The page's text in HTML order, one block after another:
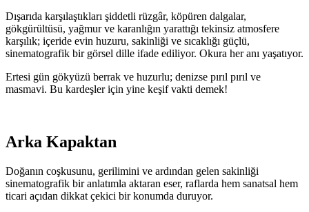
Dışarıda karşılaştıkları şiddetli rüzgâr, köpüren dalgalar,
gökgürültüsü, yağmur ve karanlığın yarattığı tekinsiz atmosfere
karşılık; içeride evin huzuru, sakinliği ve sıcaklığı güçlü,
sinematografik bir görsel dille ifade ediliyor. Okura her anı yaşatıyor.
Ertesi gün gökyüzü berrak ve huzurlu; denizse pırıl pırıl ve
masmavi. Bu kardeşler için yine keşif vakti demek!
Arka Kapaktan
Doğanın coşkusunu, gerilimini ve ardından gelen sakinliği
sinematografik bir anlatımla aktaran eser, raflarda hem sanatsal hem
ticari açıdan dikkat çekici bir konumda duruyor.